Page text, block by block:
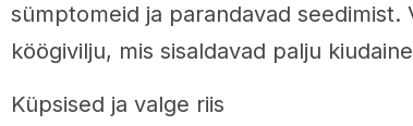
sümptomeid ja parandavad seedimist.
köögivilju, mis sisaldavad palju
Küpsised ja valge riis